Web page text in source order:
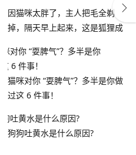
因猫咪太胖了，主人把毛全剃
掉，隔天早上起来，这是狐狸成
猫咪对你 “耍脾气”？多半是你做
过这 6 件事！
狗狗吐黄水是什么原因?